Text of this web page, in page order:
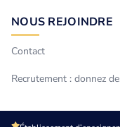
NOUS REJOINDRE
Contact
Recrutement : donnez